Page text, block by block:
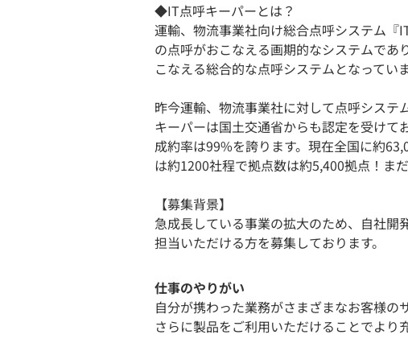
◆IT点呼キーパーとは？
運輸、物流事業社向け総合点呼システム『
の点呼がおこなえる画期的なシステムで
こなえる総合的な点呼システムとなっていま
昨今運輸、物流事業社に対して点呼シス
キーパーは国土交通省からも認定を受けて
成約率は99%を誇ります。現在全国に約
は約1200社程で拠点数は約5,400拠点！ま
【募集背景】
急成長している事業の拡大のため、自社
担当いただける方を募集しております。
仕事のやりがい
自分が携わった業務がさまざまなお客様の
さらに製品をご利用いただけることでより